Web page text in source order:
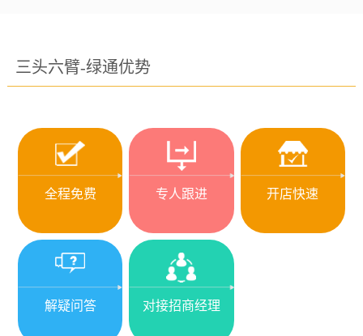
三头六臂-绿通优势
全程免费 专人跟进 开店快速
解疑问答 对接招商经理